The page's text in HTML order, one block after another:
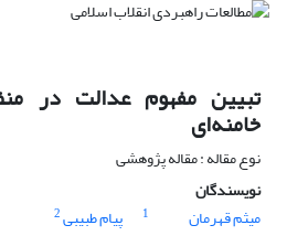
تبیین مفهوم عدالت در
خامنه‌ای
نوع مقاله : مقاله پژوهشی
نویسندگان
میثم قهرمان
1 پیام طبیبی2